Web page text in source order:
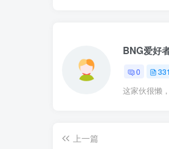
BNG爱好
0 331
这家伙很懒
上一篇